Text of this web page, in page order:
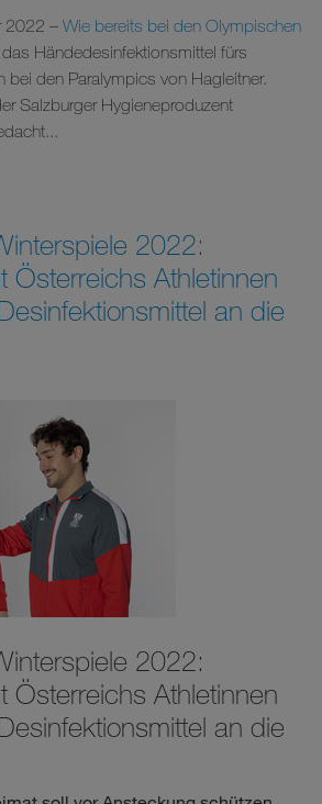
2022 – Wie bereits bei den Olympischen
Händedesinfektionsmittel fürs
bei den Paralympics von Hagleitner.
Salzburger Hygieneproduzent
2022:
Österreichs Athletinnen
an die
2022:
Österreichs Athletinnen
an die